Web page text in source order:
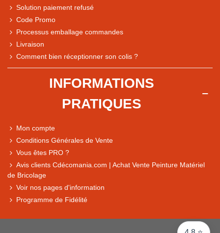
Comparaison des performances du magasin
Solution paiement refusé
Code Promo
Processus emballage commandes
Livraison
Comment bien réceptionner son colis ?
INFORMATIONS
PRATIQUES
Mon compte
Conditions Générales de Vente
Vous êtes PRO ?
Avis clients Cdécomania.com | Achat Vente Peinture Matériel
de Bricolage
Voir nos pages d'information
Programme de Fidélité